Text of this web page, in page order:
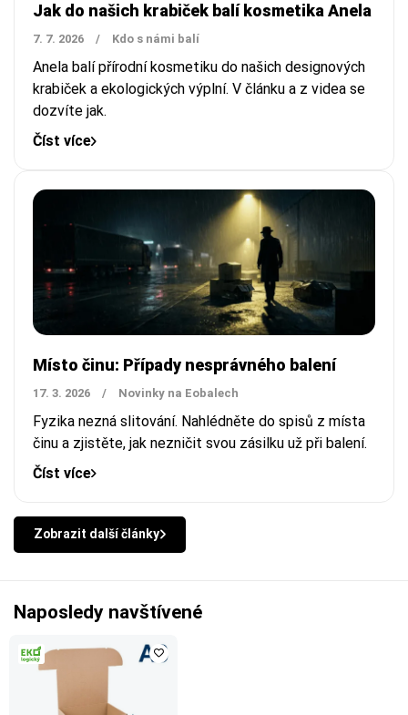
Jak do našich krabiček balí kosmetika Anela
7. 7. 2026 / Kdo s námi balí
Anela balí přírodní kosmetiku do našich designových
krabiček a ekologických výplní. V článku a z videa se
dozvíte jak.
Číst více
Místo činu: Případy nesprávného balení
17. 3. 2026 / Novinky na Eobalech
Fyzika nezná slitování. Nahlédněte do spisů z místa
činu a zjistěte, jak nezničit svou zásilku už při balení.
Číst více
Zobrazit další články
Naposledy navštívené